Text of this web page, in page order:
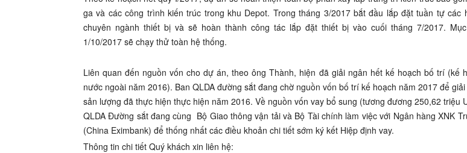
ga và các công trình kiến trúc trong khu Depot. Trong tháng 3/2017 bắt đầu lắp đặt tuần tự các
chuyên ngành thiết bị và sẽ hoàn thành công tác lắp đặt thiết bị vào cuối tháng 7/2017.
1/10/2017 sẽ chạy thử toàn hệ thống.
Liên quan đến nguồn vốn cho dự án, theo ông Thành, hiện đã giải ngân hết kế hoạch bố trí (kế
nước ngoài năm 2016). Ban QLDA đường sắt đang chờ nguồn vốn bố trí kế hoạch năm 2017 để
sản lượng đã thực hiện thực hiện năm 2016. Về nguồn vốn vay bổ sung (tương đương 250,62 triệu
QLDA Đường sắt đang cùng Bộ Giao thông vận tải và Bộ Tài chính làm việc với Ngân hàng XNK
(China Eximbank) để thống nhất các điều khoản chi tiết sớm ký kết Hiệp định vay.
Thông tin chi tiết Quý khách xin liên hệ: